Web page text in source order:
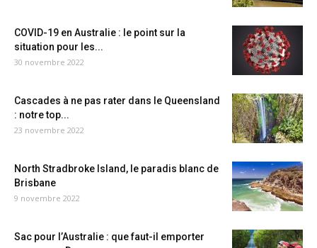
COVID-19 en Australie : le point sur la
situation pour les...
30 novembre 2022
Cascades à ne pas rater dans le Queensland
: notre top...
23 novembre 2022
North Stradbroke Island, le paradis blanc de
Brisbane
9 novembre 2022
Sac pour l’Australie : que faut-il emporter